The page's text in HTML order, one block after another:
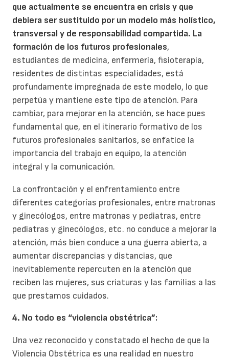
que actualmente se encuentra en crisis y que
debiera ser sustituido por un modelo más holístico,
transversal y de responsabilidad compartida. La
formación de los futuros profesionales,
estudiantes de medicina, enfermería, fisioterapia,
residentes de distintas especialidades, está
profundamente impregnada de este modelo, lo que
perpetúa y mantiene este tipo de atención. Para
cambiar, para mejorar en la atención, se hace pues
fundamental que, en el itinerario formativo de los
futuros profesionales sanitarios, se enfatice la
importancia del trabajo en equipo, la atención
integral y la comunicación.
La confrontación y el enfrentamiento entre
diferentes categorías profesionales, entre matronas
y ginecólogos, entre matronas y pediatras, entre
pediatras y ginecólogos, etc. no conduce a mejorar la
atención, más bien conduce a una guerra abierta, a
aumentar discrepancias y distancias, que
inevitablemente repercuten en la atención que
reciben las mujeres, sus criaturas y las familias a las
que prestamos cuidados.
4. No todo es “violencia obstétrica”:
Una vez reconocido y constatado el hecho de que la
Violencia Obstétrica es una realidad en nuestro